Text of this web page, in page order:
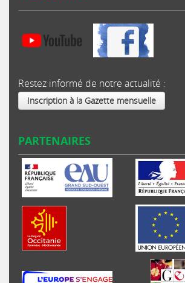
Restez informé de notre actualité :
Inscription à la Gazette mensuelle
PARTENAIRES